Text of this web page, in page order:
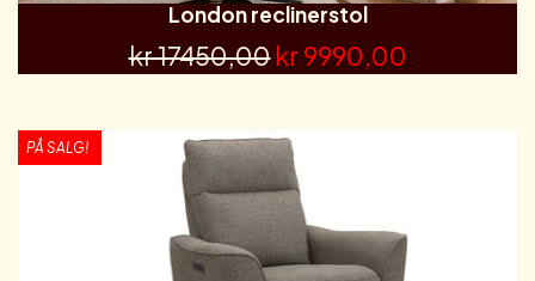
London reclinerstol
kr 17450,00 kr 9990,00
PÅ SALG!